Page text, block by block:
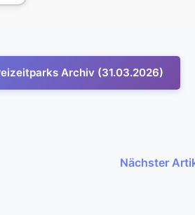
Archiv (31.03.2026)
Nächster